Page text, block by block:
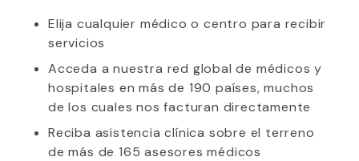
Elija cualquier médico o centro para recibir
servicios
Acceda a nuestra red global de médicos y
hospitales en más de 190 países, muchos
de los cuales nos facturan directamente
Reciba asistencia clínica sobre el terreno
de más de 165 asesores médicos